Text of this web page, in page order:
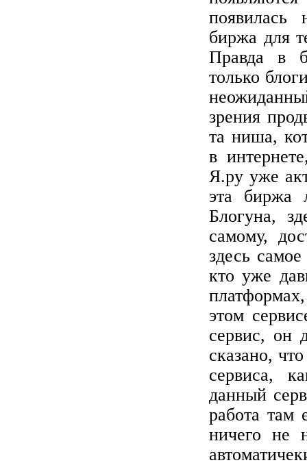
появилась
биржа для
Правда в
только
зрения
та ниша,
в
Я.ру уже
эта биржа
Блогуна,
самому,
здесь
кто уже
этом
сервис, он
сказано,
сервиса,
данный
работа там
ничего не